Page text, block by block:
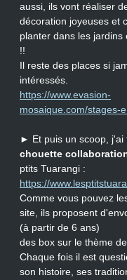
aussi, ils vont réaliser
décoration joyeuses et
planter dans les jardins
!!
Il reste des places si
intéressés.
https://www.evasion-
mosaique.com/stages-
► Et puis un scoop, j'ai
chouette
ptits Tuarangi :
https://
Comme vous pouvez
site, ils proposent
(à partir de 6 ans)
des box sur le thème
Chaque fois il est
son histoire, ses